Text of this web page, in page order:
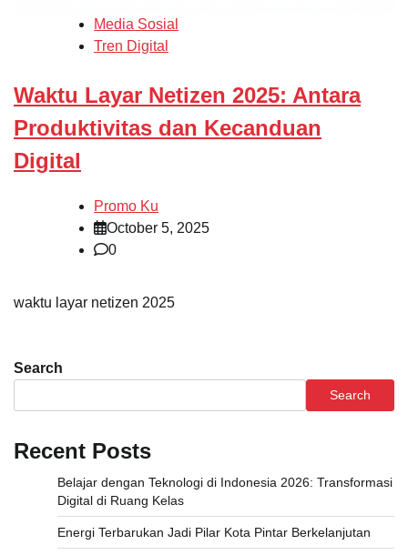
Media Sosial
Tren Digital
Waktu Layar Netizen 2025: Antara
Produktivitas dan Kecanduan
Digital
Promo Ku
October 5, 2025
0
waktu layar netizen 2025
Search
Search
Recent Posts
Belajar dengan Teknologi di Indonesia 2026: Transformasi
Digital di Ruang Kelas
Energi Terbarukan Jadi Pilar Kota Pintar Berkelanjutan